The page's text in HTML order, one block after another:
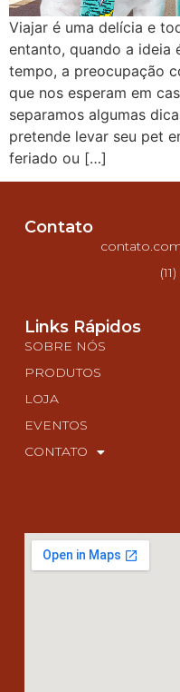
Viajar é uma delícia e
entanto, quando a ideia
tempo, a preocupação
que nos esperam em
separamos algumas
pretende levar seu pet
feriado ou […]
Contato
Links Rápidos
SOBRE NÓS
PRODUTOS
LOJA
EVENTOS
CONTATO